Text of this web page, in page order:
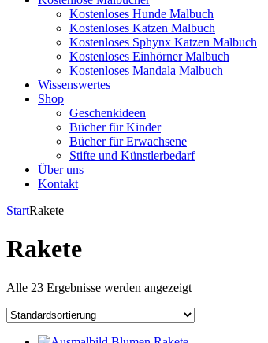
Kostenloses Hunde Malbuch
Kostenloses Katzen Malbuch
Kostenloses Sphynx Katzen Malbuch
Kostenloses Einhörner Malbuch
Kostenloses Mandala Malbuch
Wissenswertes
Shop
Geschenkideen
Bücher für Kinder
Bücher für Erwachsene
Stifte und Künstlerbedarf
Über uns
Kontakt
StartRakete
Rakete
Alle 23 Ergebnisse werden angezeigt